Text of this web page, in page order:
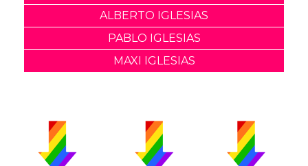
ALBERTO IGLESIAS
PABLO IGLESIAS
MAXI IGLESIAS